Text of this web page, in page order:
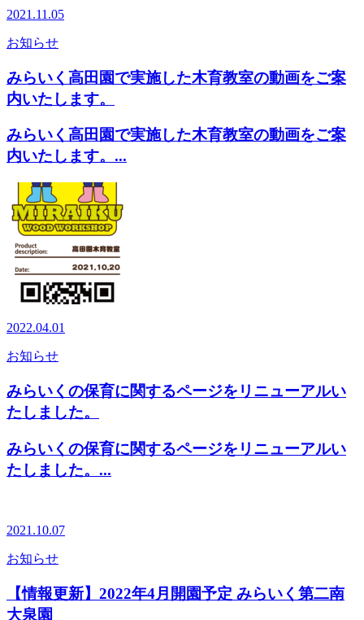
2021.11.05
お知らせ
みらいく高田園で実施した木育教室の動画をご案
内いたします。
みらいく高田園で実施した木育教室の動画をご案
内いたします。...
2022.04.01
お知らせ
みらいくの保育に関するページをリニューアルい
たしました。
みらいくの保育に関するページをリニューアルい
たしました。...
2021.10.07
お知らせ
【情報更新】2022年4月開園予定 みらいく第二南
大泉園